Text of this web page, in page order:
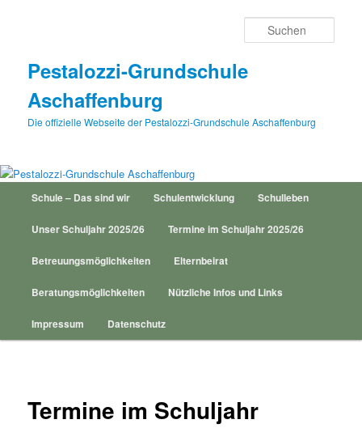
Pestalozzi-Grundschule
Aschaffenburg
Die offizielle Webseite der Pestalozzi-Grundschule Aschaffenburg
HauptmenüSchule – Das sind wir Schulentwicklung Schulleben
Unser Schuljahr 2025/26 Termine im Schuljahr 2025/26
Betreuungsmöglichkeiten Elternbeirat
Beratungsmöglichkeiten Nützliche Infos und Links
Impressum Datenschutz
Termine im Schuljahr